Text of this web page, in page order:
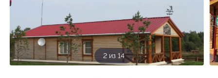
3 из 14